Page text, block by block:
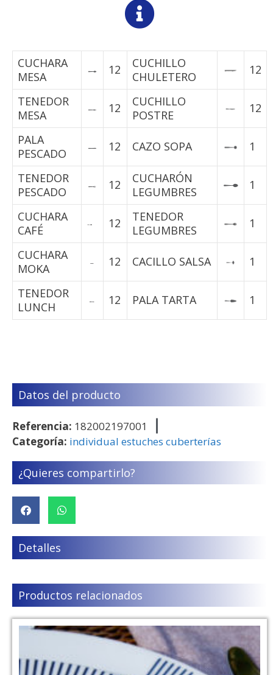
CUCHARA
MESA
12
CUCHILLO
CHULETERO
12
TENEDOR
MESA
12
CUCHILLO
POSTRE
12
PALA
PESCADO
12 CAZO SOPA 1
TENEDOR
PESCADO
12
CUCHARÓN
LEGUMBRES
1
CUCHARA
CAFÉ
12
TENEDOR
LEGUMBRES
1
CUCHARA
MOKA
12 CACILLO SALSA 1
TENEDOR
LUNCH
12 PALA TARTA 1
Datos del producto
Referencia: 182002197001
Categoría: individual estuches cuberterías
¿Quieres compartirlo?
Detalles
Productos relacionados